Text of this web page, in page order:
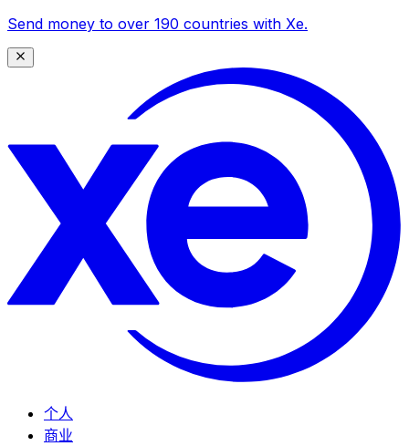
Send money to over 190 countries with Xe.
个人
商业